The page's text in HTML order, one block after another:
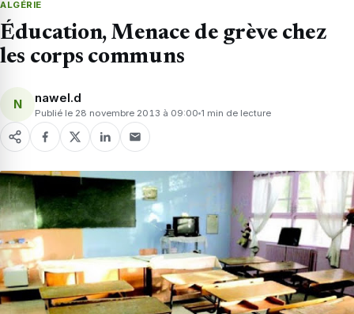
ALGÉRIE
Éducation, Menace de grève chez
les corps communs
N nawel.d
Publié le 28 novembre 2013 à 09:00 1 min de lecture